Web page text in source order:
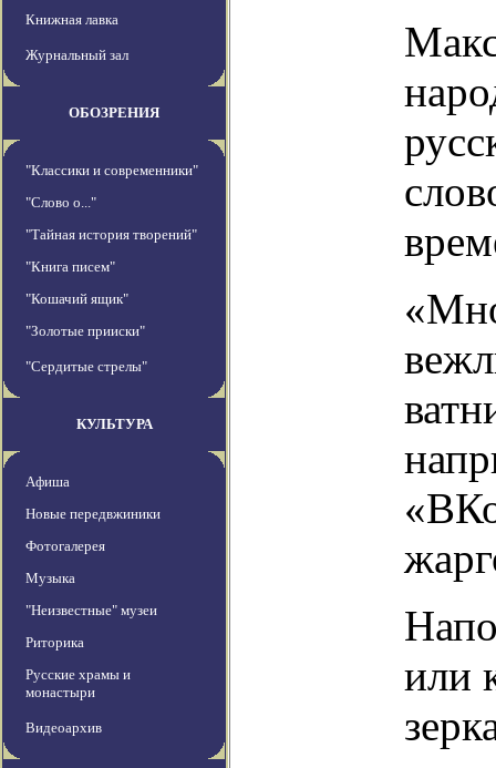
Книжная лавка
Журнальный зал
ОБОЗРЕНИЯ
"Классики и современники"
"Слово о..."
"Тайная история творений"
"Книга писем"
"Кошачий ящик"
"Золотые прииски"
"Сердитые стрелы"
КУЛЬТУРА
Афиша
Новые передвжиники
Фотогалерея
Музыка
"Неизвестные" музеи
Риторика
Русские храмы и
монастыри
Видеоархив
или